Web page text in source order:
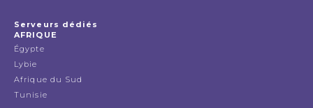
Serveurs dédiés
AFRIQUE
Égypte
Lybie
Afrique du Sud
Tunisie